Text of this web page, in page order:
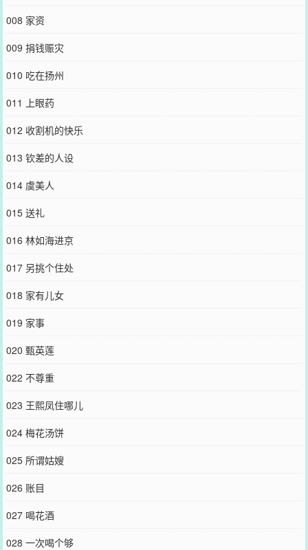
008 家资
009 捐钱赈灾
010 吃在扬州
011 上眼药
012 收割机的快乐
013 钦差的人设
014 虞美人
015 送礼
016 林如海进京
017 另挑个住处
018 家有儿女
019 家事
020 甄英莲
022 不尊重
023 王熙凤住哪儿
024 梅花汤饼
025 所谓姑嫂
026 账目
027 喝花酒
028 一次喝个够